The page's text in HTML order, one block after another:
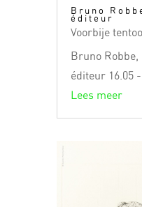
Bruno
éditeur
Voorbije
Bruno
éditeur 16.05 -
Lees meer